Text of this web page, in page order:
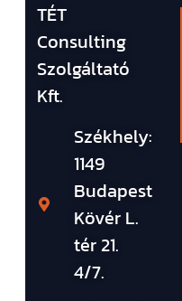
TÉT
Consulting
Szolgáltató
Kft.
Székhely:
1149
Budapest
Kövér L.
tér 21.
4/7.